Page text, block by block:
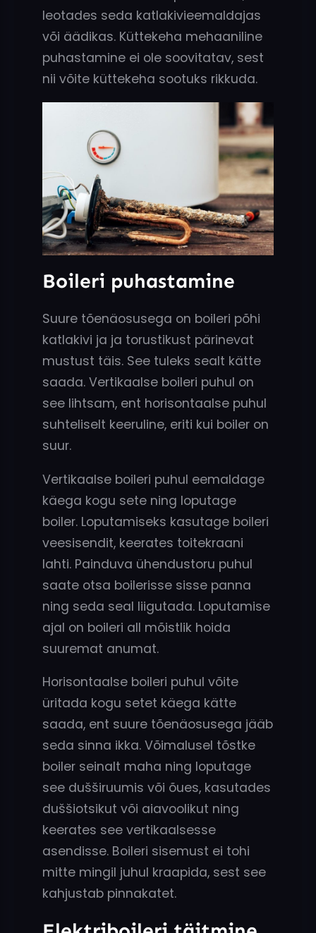
leotades seda katlakivieemaldajas
või äädikas. Küttekeha mehaaniline
puhastamine ei ole soovitatav, sest
nii võite küttekeha sootuks rikkuda.
Boileri puhastamine
Suure tõenäosusega on boileri põhi
katlakivi ja ja torustikust pärinevat
mustust täis. See tuleks sealt kätte
saada. Vertikaalse boileri puhul on
see lihtsam, ent horisontaalse puhul
suhteliselt keeruline, eriti kui boiler on
suur.
Vertikaalse boileri puhul eemaldage
käega kogu sete ning loputage
boiler. Loputamiseks kasutage boileri
veesisendit, keerates toitekraani
lahti. Painduva ühendustoru puhul
saate otsa boilerisse sisse panna
ning seda seal liigutada. Loputamise
ajal on boileri all mõistlik hoida
suuremat anumat.
Horisontaalse boileri puhul võite
üritada kogu setet käega kätte
saada, ent suure tõenäosusega jääb
seda sinna ikka. Võimalusel tõstke
boiler seinalt maha ning loputage
see dušširuumis või õues, kasutades
duššiotsikut või aiavoolikut ning
keerates see vertikaalsesse
asendisse. Boileri sisemust ei tohi
mitte mingil juhul kraapida, sest see
kahjustab pinnakatet.